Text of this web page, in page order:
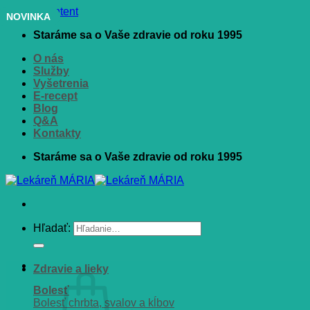
Skip to content
Staráme sa o Vaše zdravie od roku 1995
O nás
Služby
Vyšetrenia
E-recept
Blog
Q&A
Kontakty
Staráme sa o Vaše zdravie od roku 1995
Hľadať:
Zdravie a lieky
Bolesť
Bolesť chrbta, svalov a kĺbov
NOVINKA